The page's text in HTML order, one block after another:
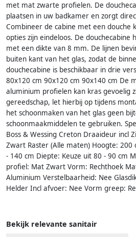
met mat zwarte profielen. De
plaatsen in uw badkamer en zorgt
Combineer de cabine met een douche
opties zijn eindeloos. De
met een dikte van 8 mm. De lijnen
buiten kant van het glas, zodat de
douchecabine is beschikbaar in drie
80x120 cm 90x120 cm 90x140 cm De
aluminium profielen kan kras gevoelig
gereedschap, let hierbij op tijdens
het schoonmaken van het glas geen
schoonmaakmiddelen te gebruiken.
Boss & Wessing Creton Draaideur incl
Zwart Raster (Alle maten) Hoogte: 200
- 140 cm Diepte: Keuze uit 80 - 90 cm
profiel: Mat Zwart Vorm: Rechthoek
Aluminium Verstelbaarheid: Nee
Helder Incl afvoer: Nee Vorm greep:
Bekijk relevante sanitair